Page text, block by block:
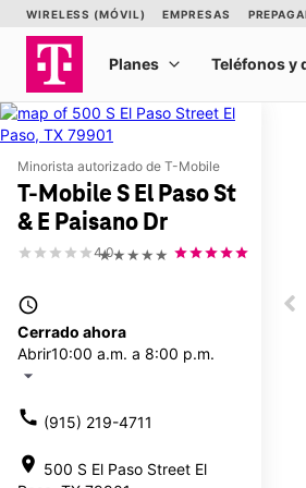
Minorista autorizado de T-Mobile
T-Mobile S El Paso St
& E Paisano Dr
★★★★★
4.0
access_time
Cerrado ahora
Abrir10:00 a.m. a 8:00 p.m.
arrow_drop_down
call (915) 219-4711
location_on 500 S El Paso Street El